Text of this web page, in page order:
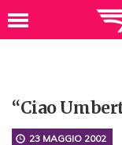
“Ciao
23 MAGGIO 2002